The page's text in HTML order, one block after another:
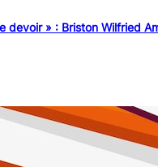
devoir » : Briston Wilfried